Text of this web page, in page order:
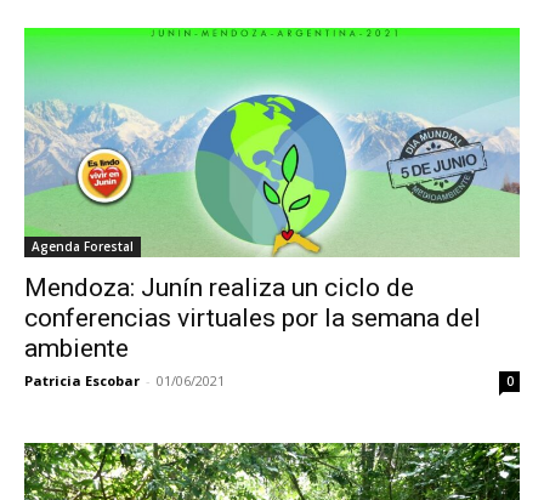
Agenda Forestal
Mendoza: Junín realiza un ciclo de
conferencias virtuales por la semana del
ambiente
Patricia Escobar - 01/06/2021 0